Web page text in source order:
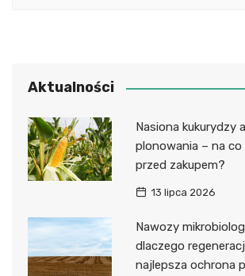
Aktualności
Nasiona kukurydzy
plonowania – na
przed zakupem?
13 lipca 2026
Nawozy
dlaczego
najlepsza ochrona